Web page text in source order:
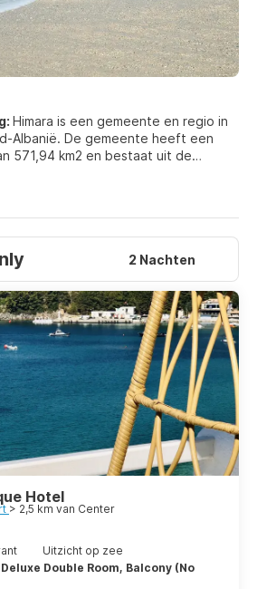
Himara is een gemeente en regio in
Albanië. De gemeente heeft een
571,94 km2 en bestaat uit de
2 Nachten
Hotel
> 2,5 km van Center
Uitzicht op zee
Double Room, Balcony (No